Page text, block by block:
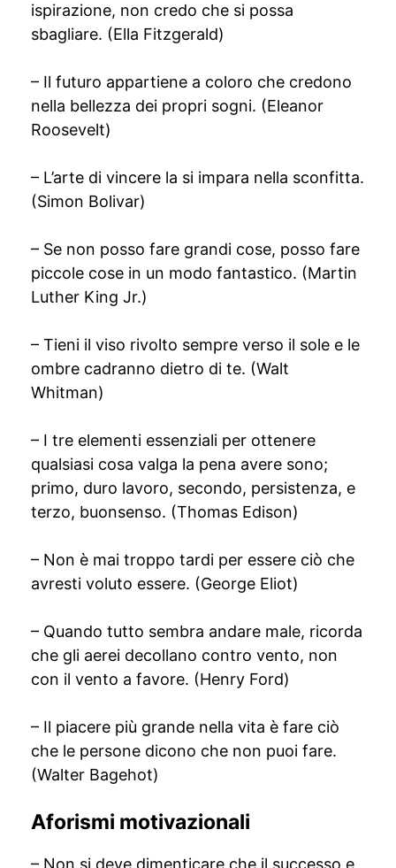
ispirazione, non credo che si possa
sbagliare. (Ella Fitzgerald)
– Il futuro appartiene a coloro che credono
nella bellezza dei propri sogni. (Eleanor
Roosevelt)
– L’arte di vincere la si impara nella sconfitta.
(Simon Bolivar)
– Se non posso fare grandi cose, posso fare
piccole cose in un modo fantastico. (Martin
Luther King Jr.)
– Tieni il viso rivolto sempre verso il sole e le
ombre cadranno dietro di te. (Walt
Whitman)
– I tre elementi essenziali per ottenere
qualsiasi cosa valga la pena avere sono;
primo, duro lavoro, secondo, persistenza, e
terzo, buonsenso. (Thomas Edison)
– Non è mai troppo tardi per essere ciò che
avresti voluto essere. (George Eliot)
– Quando tutto sembra andare male, ricorda
che gli aerei decollano contro vento, non
con il vento a favore. (Henry Ford)
– Il piacere più grande nella vita è fare ciò
che le persone dicono che non puoi fare.
(Walter Bagehot)
Aforismi motivazionali
– Non si deve dimenticare che il successo e